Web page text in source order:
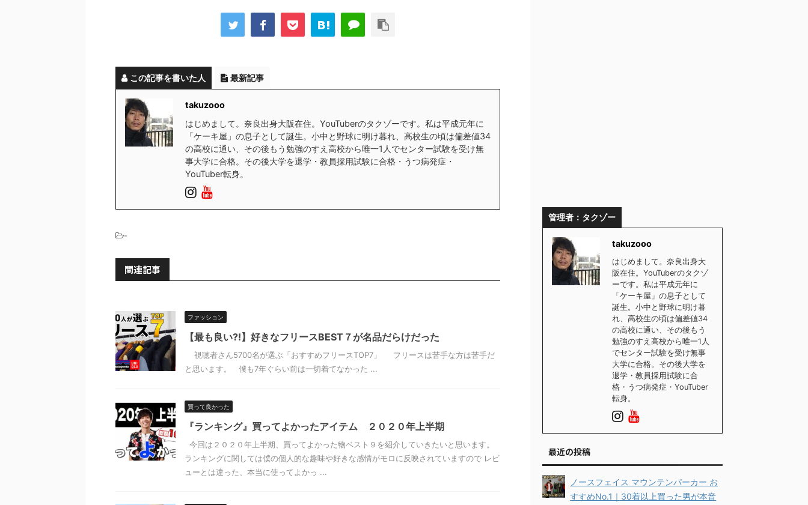
この記事を書いた人 最新記事
takuzooo
はじめまして。奈良出身大阪在住。YouTuberのタクゾーです。私は平成元年に
「ケーキ屋」の息子として誕生。小中と野球に明け暮れ、高校生の頃は偏差値34
の高校に通い、その後もう勉強のすえ高校から唯一1人でセンター試験を受け無
事大学に合格。その後大学を退学・教員採用試験に合格・うつ病発症・
YouTuber転身。
-
関連記事
ファッション
【最も良い?!】好きなフリースBEST７が名品だらけだった
視聴者さん5700名が選ぶ「おすすめフリースTOP7」 フリースは苦手な方は苦手だ
と思います。 僕も7年ぐらい前は一切着てなかった ...
買って良かった
『ランキング』買ってよかったアイテム ２０２０年上半期
今回は２０２０年上半期、買ってよかった物ベスト９を紹介していきたいと思います。
ランキングに関しては僕の個人的な趣味や好きな感情がモロに反映されていますので レビ
ューとは違った、本当に使ってよかっ ...
管理者：タクゾー
takuzooo
はじめまして。奈良出身大
阪在住。YouTuberのタクゾ
ーです。私は平成元年に
「ケーキ屋」の息子として
誕生。小中と野球に明け暮
れ、高校生の頃は偏差値34
の高校に通い、その後もう
勉強のすえ高校から唯一1人
でセンター試験を受け無事
大学に合格。その後大学を
退学・教員採用試験に合
格・うつ病発症・YouTuber
転身。
最近の投稿
ノースフェイス マウンテンパーカー お
すすめNo.1｜30着以上買った男が本音